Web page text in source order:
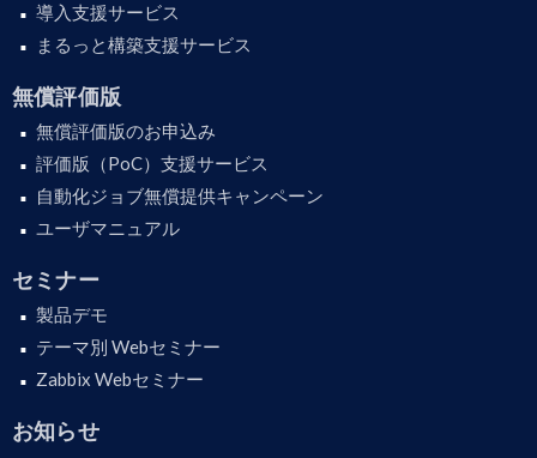
導入支援サービス
まるっと構築支援サービス
無償評価版
無償評価版のお申込み
評価版（PoC）支援サービス
自動化ジョブ無償提供キャンペーン
ユーザマニュアル
セミナー
製品デモ
テーマ別 Webセミナー
Zabbix Webセミナー
お知らせ